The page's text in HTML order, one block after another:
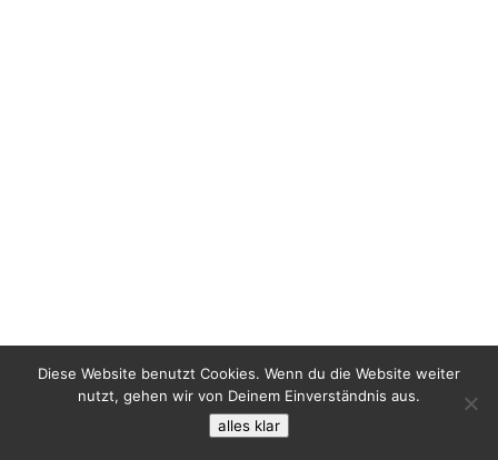
Diese Website benutzt Cookies. Wenn du die Website weiter
nutzt, gehen wir von Deinem Einverständnis aus.
alles klar